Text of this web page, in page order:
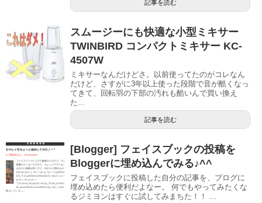
記事を読む
スムージーにも快適な小型ミキサー
TWINBIRD コンパクトミキサー KC-
4507W
ミキサーなんだけどさ。以前使ってたのがコレなん
だけど、さすがに3年以上使った段階で音が酷くなっ
てきて、回転羽の下部の汚れも酷いんで買い換え
た...
記事を読む
[Blogger] フェイスブックの投稿を
Bloggerに埋め込んでみる♪^^
フェイスブックに投稿した自分の記事を、ブログに
埋め込めたら便利だよなー。 何でもやってみたくな
るジミヨンはすぐに試してみまちた！！ ...